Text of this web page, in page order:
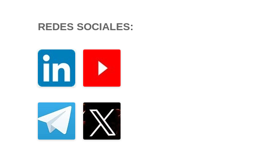
REDES SOCIALES: